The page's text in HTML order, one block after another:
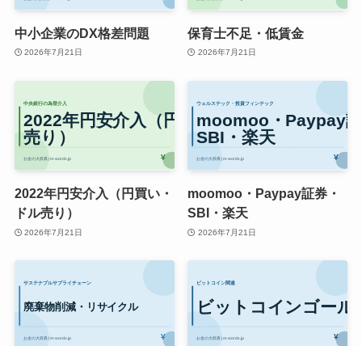
中小企業のDX格差問題
2026年7月21日
保育士不足・低賃金
2026年7月21日
2022年円安介入（円買い・
ドル売り）
2026年7月21日
moomoo・Paypay証券・
SBI・楽天
2026年7月21日